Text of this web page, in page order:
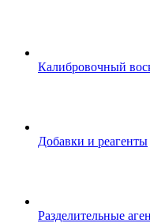
Калибровочный
Добавки и реагенты
Разделительные